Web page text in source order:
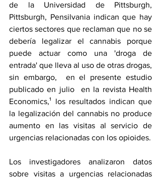
de la Universidad de Pittsburgh,
Pittsburgh, Pensilvania indican que hay
ciertos sectores que reclaman que no se
debería legalizar el cannabis porque
puede actuar como una 'droga de
entrada' que lleva al uso de otras drogas,
sin embargo,  en el presente estudio
publicado en julio  en la revista Health
Economics,¹ los resultados indican que
la legalización del cannabis no produce
aumento en las visitas al servicio de
Los investigadores analizaron datos
sobre visitas a urgencias relacionadas